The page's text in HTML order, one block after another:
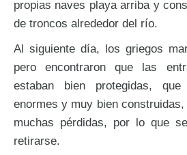
propias naves playa arriba y
de troncos alrededor del río.
Al siguiente día, los griegos
pero encontraron que las
estaban bien protegidas,
enormes y muy bien
muchas pérdidas, por lo que
retirarse.